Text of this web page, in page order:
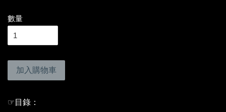
數量
加入購物車
☞ 目錄：